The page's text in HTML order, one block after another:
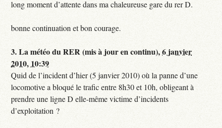
long moment d’attente dans ma chaleureuse gare du rer D.
bonne continuation et bon courage.
3.La météo du RER (mis à jour en continu),6 janvier
2010, 10:39
Quid de l’incident d’hier (5 janvier 2010) où la panne d’une
locomotive a bloqué le trafic entre 8h30 et 10h, obligeant à
prendre une ligne D elle-même victime d’incidents
d’exploitation ?